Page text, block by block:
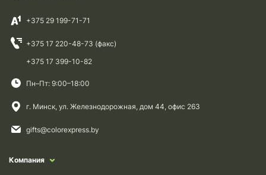
+375 29 199-71-71
+375 17 220-48-73 (факс)
+375 17 399-10-82
Пн–Пт: 9:00–18:00
г. Минск, ул. Железнодорожная, дом 44, офис 263
gifts@colorexpress.by
Компания